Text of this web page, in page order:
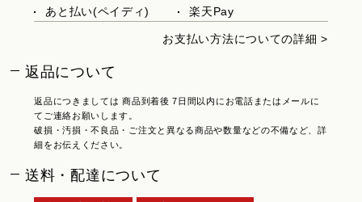
あと払い(ペイディ)
楽天Pay
お支払い方法についての詳細 >
返品について
返品につきましては 商品到着後 7日間以内にお電話またはメールに
てご連絡お願いします。
破損・汚損・不良品・ご注文と異なる商品や数量などの不備など、詳
細をお伝えください。
送料・配達について